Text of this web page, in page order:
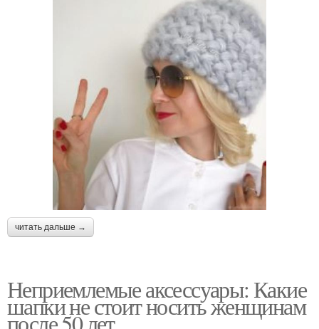
читать дальше →
Неприемлемые аксессуары: Какие
шапки не стоит носить женщинам